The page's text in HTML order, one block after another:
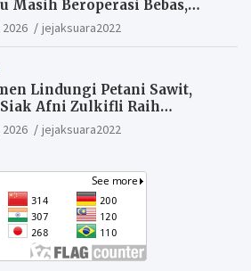
Masih Beroperasi Bebas,
Minta Aparat Penegak
Segera Tangkap Aktor Dan
jejaksuara2022
Lindungi Petani Sawit,
Afni Zulkifli Raih
SIEXPO 2026
jejaksuara2022